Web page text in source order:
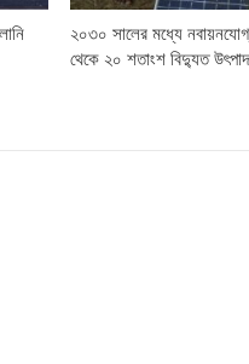
২০৩০ সালের মধ্যে
থেকে ২০ শতাংশ বিদ্যুত